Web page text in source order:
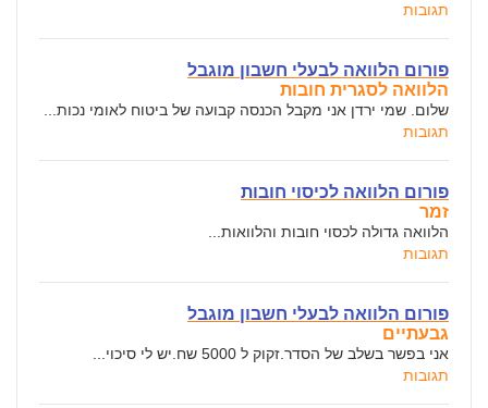
תגובות
פורום הלוואה לבעלי חשבון מוגבל
הלוואה לסגרית חובות
שלום. שמי ירדן אני מקבל הכנסה קבועה של ביטוח לאומי נכות...
תגובות
פורום הלוואה לכיסוי חובות
זמר
הלוואה גדולה לכסוי חובות והלוואות...
תגובות
פורום הלוואה לבעלי חשבון מוגבל
גבעתיים
אני בפשר בשלב של הסדר.זקוק ל 5000 שח.יש לי סיכוי...
תגובות